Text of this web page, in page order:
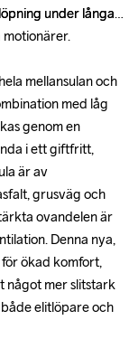
under långa
motionärer.
mellansulan och
med låg
genom en
i ett giftfritt,
är av
grusväg och
ovandelen är
Denna nya,
ökad komfort,
något mer slitstark
elitlöpare och
under långa
motionärer.
mellansulan och
med låg
genom en
i ett giftfritt,
är av
grusväg och
ovandelen är
Denna nya,
ökad komfort,
något mer slitstark
elitlöpare och